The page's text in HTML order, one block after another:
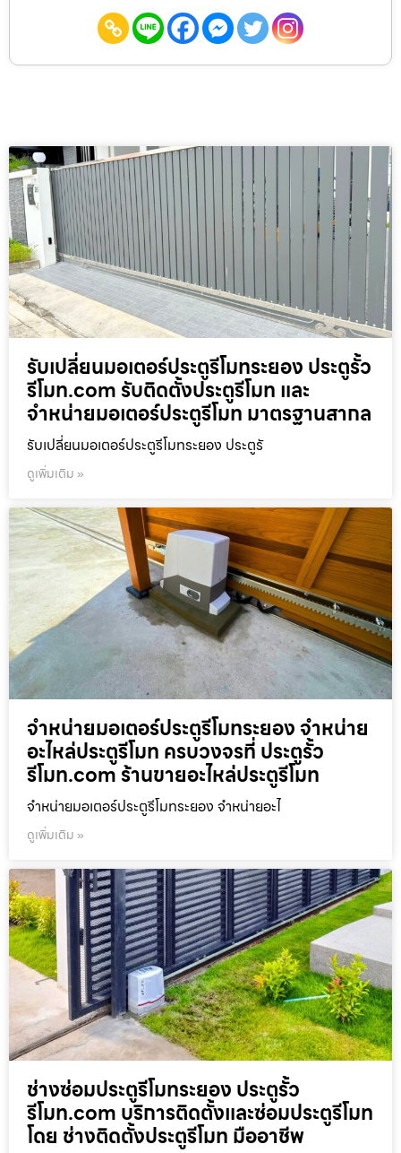
รับเปลี่ยนมอเตอร์ประตูรีโมทระยอง ประตูรั้ว
รีโมท.com รับติดตั้งประตูรีโมท และ
จำหน่ายมอเตอร์ประตูรีโมท มาตรฐานสากล
รับเปลี่ยนมอเตอร์ประตูรีโมทระยอง ประตูรั
ดูเพิ่มเติม »
จำหน่ายมอเตอร์ประตูรีโมทระยอง จำหน่าย
อะไหล่ประตูรีโมท ครบวงจรที่ ประตูรั้ว
รีโมท.com ร้านขายอะไหล่ประตูรีโมท
จำหน่ายมอเตอร์ประตูรีโมทระยอง จำหน่ายอะไ
ดูเพิ่มเติม »
ช่างซ่อมประตูรีโมทระยอง ประตูรั้ว
รีโมท.com บริการติดตั้งและซ่อมประตูรีโมท
โดย ช่างติดตั้งประตูรีโมท มืออาชีพ